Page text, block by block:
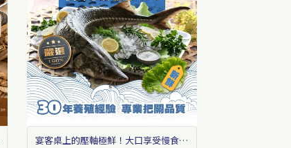
宴客桌上的壓軸極鮮！大口享受慢食純